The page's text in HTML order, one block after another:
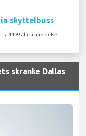
skyttelbuss
4179 alle anmeldelser.
skranke Dallas